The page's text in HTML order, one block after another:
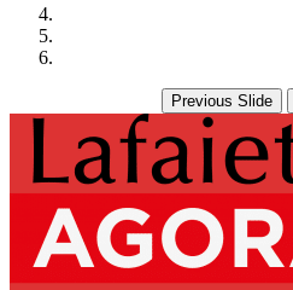
Previous Slide